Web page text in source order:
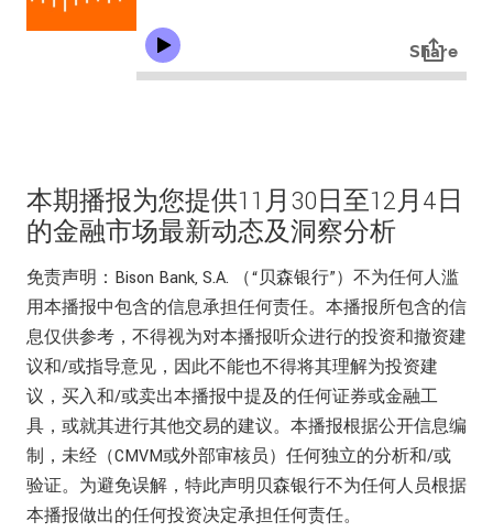
本期播报为您提供11月30日至12月4日
的金融市场最新动态及洞察分析
免责声明：Bison Bank, S.A. （“贝森银行”）不为任何人滥
用本播报中包含的信息承担任何责任。本播报所包含的信
息仅供参考，不得视为对本播报听众进行的投资和撤资建
议和/或指导意见，因此不能也不得将其理解为投资建
议，买入和/或卖出本播报中提及的任何证券或金融工
具，或就其进行其他交易的建议。本播报根据公开信息编
制，未经（CMVM或外部审核员）任何独立的分析和/或
验证。为避免误解，特此声明贝森银行不为任何人员根据
本播报做出的任何投资决定承担任何责任。